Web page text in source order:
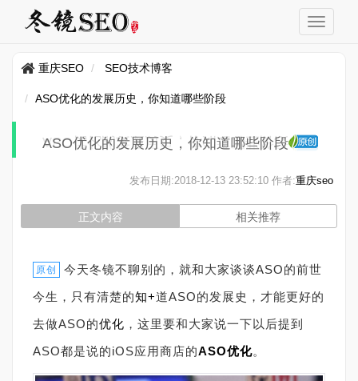
重庆SEO SEO技术博客
ASO优化的发展历史，你知道哪些阶段
ASO优化的发展历史，你知道哪些阶段
发布日期:2018-12-13 23:52:10 作者:重庆seo
正文内容 相关推荐
原创
今天冬镜不聊别的，就和大家谈谈ASO的前世
今生，只有清楚的知+道ASO的发展史，才能更好的
去做ASO的优化 ，这里要和大家说一下以后提到
ASO都是说的iOS应用商店的ASO优化。